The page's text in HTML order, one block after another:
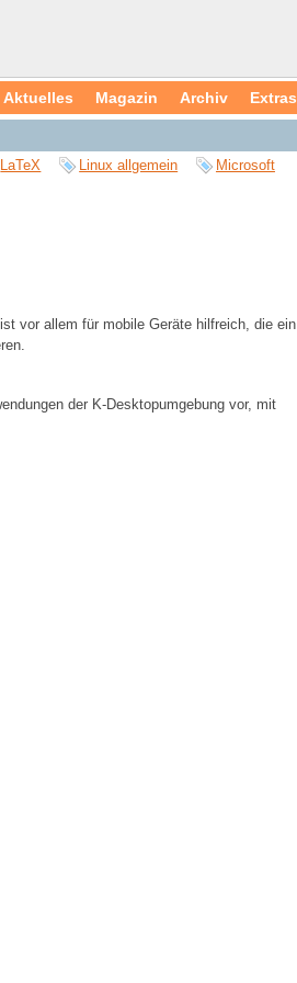
Aktuelles Magazin Archiv Extras
LaTeX Linux allgemein
Microsoft
vor allem für mobile Geräte hilfreich, die ein
der K-Desktopumgebung vor, mit